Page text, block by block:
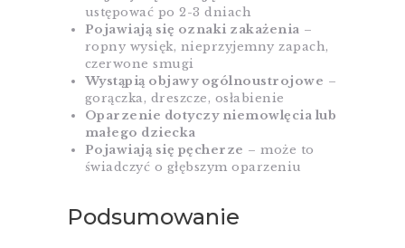
ustępować po 2-3 dniach
Pojawiają się oznaki zakażenia –
ropny wysięk, nieprzyjemny zapach,
czerwone smugi
Wystąpią objawy ogólnoustrojowe –
gorączka, dreszcze, osłabienie
Oparzenie dotyczy niemowlęcia lub
małego dziecka
Pojawiają się pęcherze – może to
świadczyć o głębszym oparzeniu
Podsumowanie